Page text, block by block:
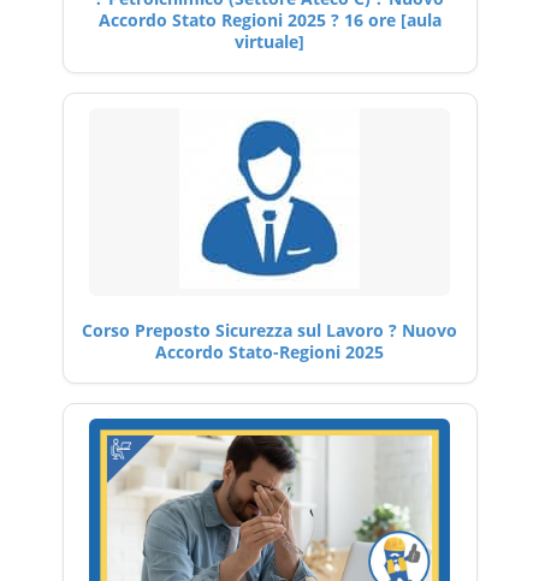
Accordo Stato Regioni 2025 ? 16 ore [aula
virtuale]
Corso Preposto Sicurezza sul Lavoro ? Nuovo
Accordo Stato-Regioni 2025